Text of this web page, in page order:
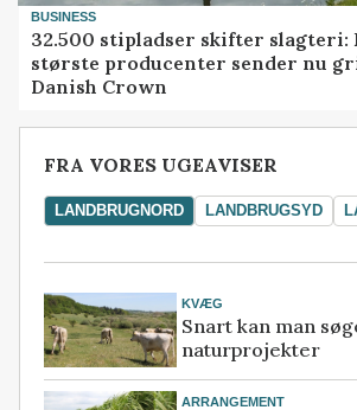
BUSINESS
32.500 stipladser skifter slagteri:
største producenter sender nu
Danish Crown
FRA VORES UGEAVISER
LANDBRUGNORD LANDBRUGSYD
KVÆG
Snart kan man
naturprojekter
ARRANGEMENT